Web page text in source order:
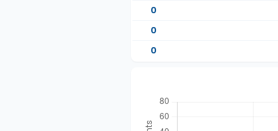
0
0
0